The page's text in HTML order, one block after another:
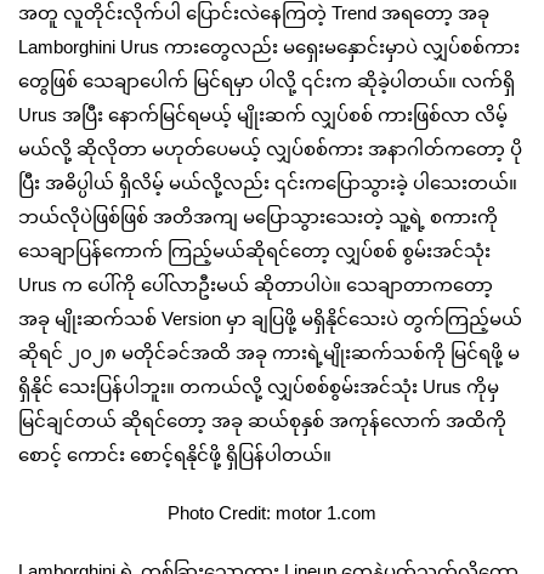
အတူ လူတိုင်းလိုက်ပါ ပြောင်းလဲနေကြတဲ့ Trend အရတော့ အခု
Lamborghini Urus ကားတွေလည်း မရှေးမနှောင်းမှာပဲ လျှပ်စစ်ကား
တွေဖြစ် သေချာပေါက် မြင်ရမှာ ပါလို့ ၎င်းက ဆိုခဲ့ပါတယ်။ လက်ရှိ
Urus အပြီး နောက်မြင်ရမယ့် မျိုးဆက် လျှပ်စစ် ကားဖြစ်လာ လိမ့်
မယ်လို့ ဆိုလိုတာ မဟုတ်ပေမယ့် လျှပ်စစ်ကား အနာဂါတ်ကတော့ ပို
ပြီး အဓိပ္ပါယ် ရှိလိမ့် မယ်လို့လည်း ၎င်းကပြောသွားခဲ့ ပါသေးတယ်။
ဘယ်လိုပဲဖြစ်ဖြစ် အတိအကျ မပြောသွားသေးတဲ့ သူ့ရဲ့ စကားကို
သေချာပြန်ကောက် ကြည့်မယ်ဆိုရင်တော့ လျှပ်စစ် စွမ်းအင်သုံး
Urus က ပေါ်ကို ပေါ်လာဦးမယ် ဆိုတာပါပဲ။ သေချာတာကတော့
အခု မျိုးဆက်သစ် Version မှာ ချပြဖို့ မရှိနိုင်သေးပဲ တွက်ကြည့်မယ်
ဆိုရင် ၂၀၂၈ မတိုင်ခင်အထိ အခု ကားရဲ့မျိုးဆက်သစ်ကို မြင်ရဖို့ မ
ရှိနိုင် သေးပြန်ပါဘူး။ တကယ်လို့ လျှပ်စစ်စွမ်းအင်သုံး Urus ကိုမှ
မြင်ချင်တယ် ဆိုရင်တော့ အခု ဆယ်စုနှစ် အကုန်လောက် အထိကို
စောင့် ကောင်း စောင့်ရနိုင်ဖို့ ရှိပြန်ပါတယ်။
Photo Credit: motor 1.com